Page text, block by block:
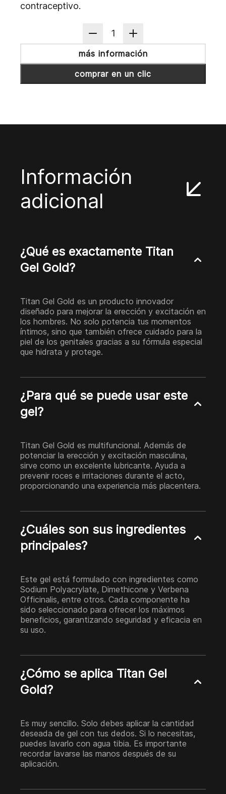
contraceptivo.
1
más información
comprar en un clic
Información
adicional
¿Qué es exactamente Titan
Gel Gold?
Titan Gel Gold es un producto innovador
diseñado para mejorar la erección y excitación en
los hombres. No solo potencia tus momentos
íntimos, sino que también ofrece cuidado para la
piel de los genitales gracias a su fórmula especial
que hidrata y protege.
¿Para qué se puede usar este
gel?
Titan Gel Gold es multifuncional. Además de
potenciar la erección y excitación masculina,
sirve como un excelente lubricante. Ayuda a
prevenir roces e irritaciones durante el acto,
proporcionando una experiencia más placentera.
¿Cuáles son sus ingredientes
principales?
Este gel está formulado con ingredientes como
Sodium Polyacrylate, Dimethicone y Verbena
Officinalis, entre otros. Cada componente ha
sido seleccionado para ofrecer los máximos
beneficios, garantizando seguridad y eficacia en
su uso.
¿Cómo se aplica Titan Gel
Gold?
Es muy sencillo. Solo debes aplicar la cantidad
deseada de gel con tus dedos. Si lo necesitas,
puedes lavarlo con agua tibia. Es importante
recordar lavarse las manos después de su
aplicación.